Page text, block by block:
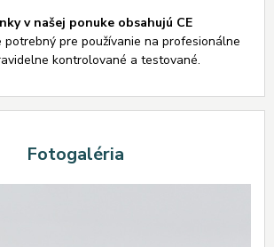
v našej ponuke obsahujú CE
potrebný pre používanie na profesionálne
kontrolované a testované.
Fotogaléria